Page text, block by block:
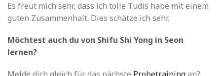
Es freut mich sehr, dass ich tolle Tudis habe mit einem
guten Zusammenhalt. Dies schätze ich sehr.
Möchtest auch du von Shifu Shi Yong in Seon
lernen?